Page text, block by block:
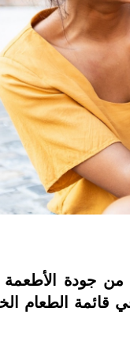
جودة الأطعمة
قائمة الطعام